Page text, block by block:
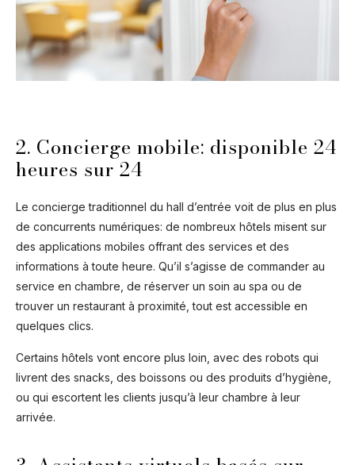
2. Concierge mobile: disponible 24
heures sur 24
Le concierge traditionnel du hall d’entrée voit de plus en plus
de concurrents numériques: de nombreux hôtels misent sur
des applications mobiles offrant des services et des
informations à toute heure. Qu’il s’agisse de commander au
service en chambre, de réserver un soin au spa ou de
trouver un restaurant à proximité, tout est accessible en
quelques clics.
Certains hôtels vont encore plus loin, avec des robots qui
livrent des snacks, des boissons ou des produits d’hygiène,
ou qui escortent les clients jusqu’à leur chambre à leur
arrivée.
Hello and welcome! I'm Mira – your virtual
assistant and product consultant from ADA
questions about our hotel cosmetics
solutions. How can I assist you today?